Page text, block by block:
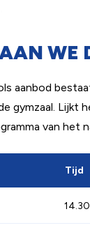
WE
aanbod
gymzaal. Lijkt
van het
Tijd